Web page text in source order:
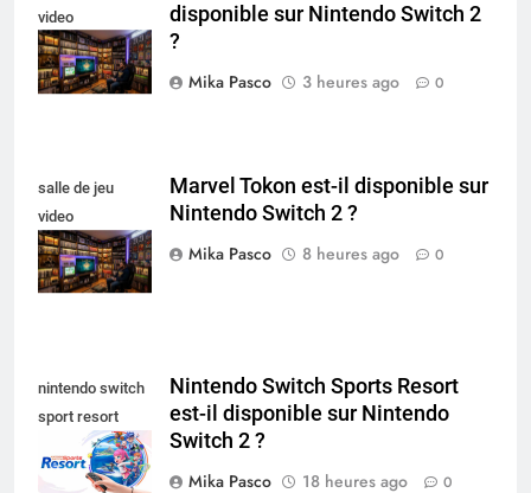
video
collectionneur
disponible sur Nintendo Switch 2
?
Mika Pasco
3 heures ago 0
salle de jeu
video
collectionneur
Marvel Tokon est-il disponible sur
Nintendo Switch 2 ?
Mika Pasco
8 heures ago 0
nintendo switch
sport resort
nintendo switch
Nintendo Switch Sports Resort
est-il disponible sur Nintendo
Switch 2 ?
Mika Pasco
18 heures ago 0